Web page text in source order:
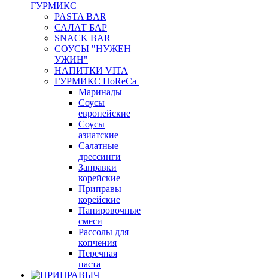
ГУРМИКС
PASTA BAR
САЛАТ БАР
SNACK BAR
СОУСЫ "НУЖЕН
УЖИН"
НАПИТКИ VITA
ГУРМИКС HoReCa
Маринады
Соусы
европейские
Соуcы
азиатские
Салатные
дрессинги
Заправки
корейские
Приправы
корейские
Панировочные
смеси
Рассолы для
копчения
Перечная
паста